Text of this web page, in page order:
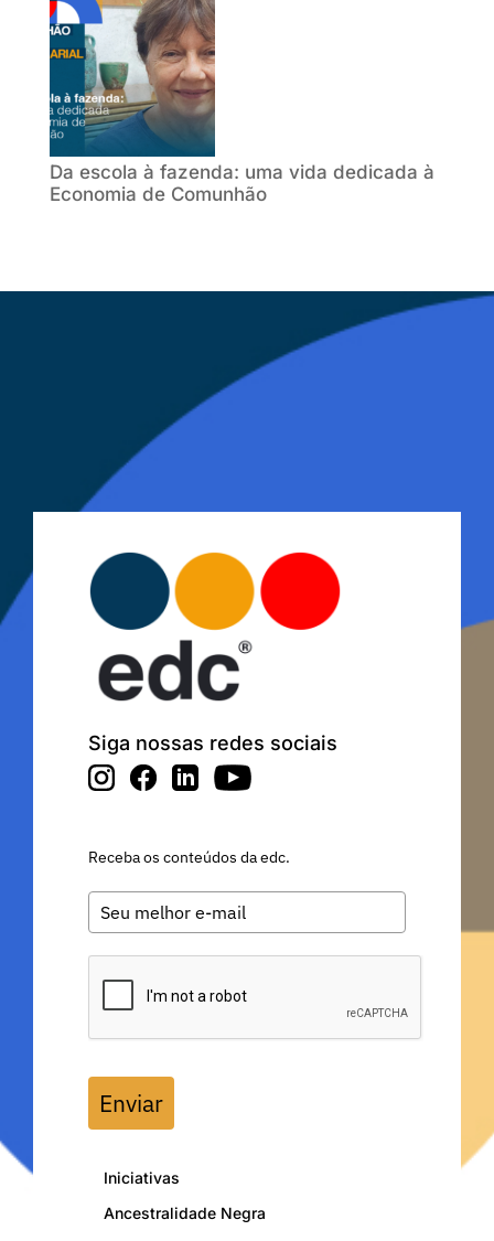
Da escola à fazenda: uma vida dedicada à
Economia de Comunhão
Siga nossas redes sociais
Receba os conteúdos da edc.
Enviar
Iniciativas
Ancestralidade Negra